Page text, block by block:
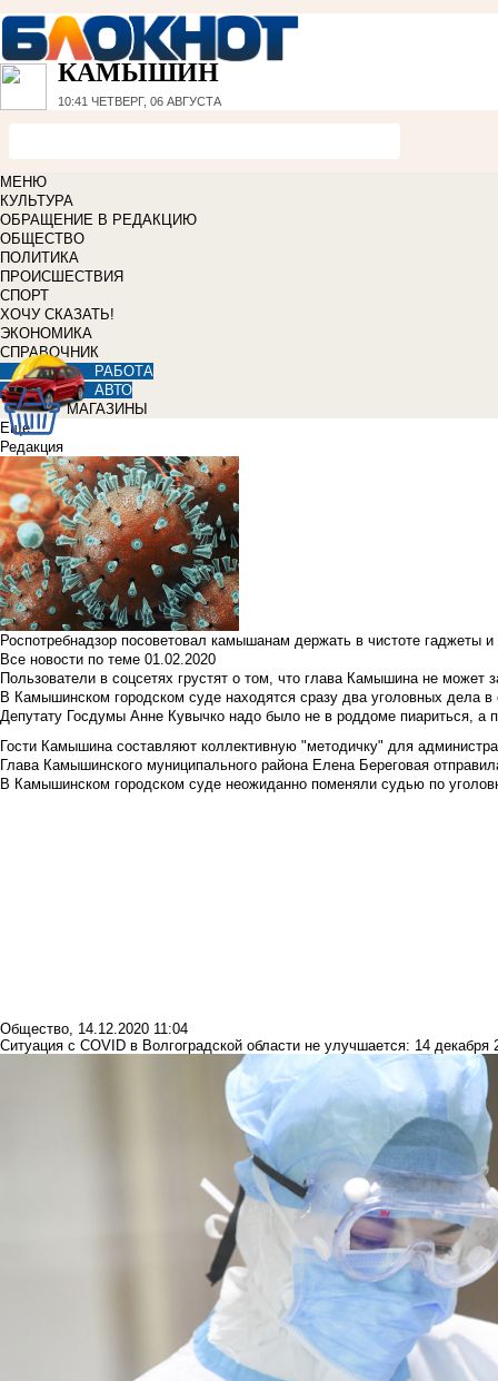
КАМЫШИН
10:41 ЧЕТВЕРГ, 06 АВГУСТА
МЕНЮ
КУЛЬТУРА
ОБРАЩЕНИЕ В РЕДАКЦИЮ
ОБЩЕСТВО
ПОЛИТИКА
ПРОИСШЕСТВИЯ
СПОРТ
ХОЧУ СКАЗАТЬ!
ЭКОНОМИКА
СПРАВОЧНИК
РАБОТА
АВТО
МАГАЗИНЫ
Еще
Редакция
Роспотребнадзор посоветовал камышанам держать в чистоте гаджеты
Все новости по теме 01.02.2020
Пользователи в соцсетях грустят о том, что глава Камышина не может
В Камышинском городском суде находятся сразу два уголовных дела
Депутату Госдумы Анне Кувычко надо было не в роддоме пиариться, а
Гости Камышина составляют коллективную "методичку" для
Глава Камышинского муниципального района Елена Береговая
В Камышинском городском суде неожиданно поменяли судью по
Общество, 14.12.2020 11:04
Ситуация с COVID в Волгоградской области не улучшается: 14